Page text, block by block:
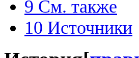
9 См. также
10 Источники